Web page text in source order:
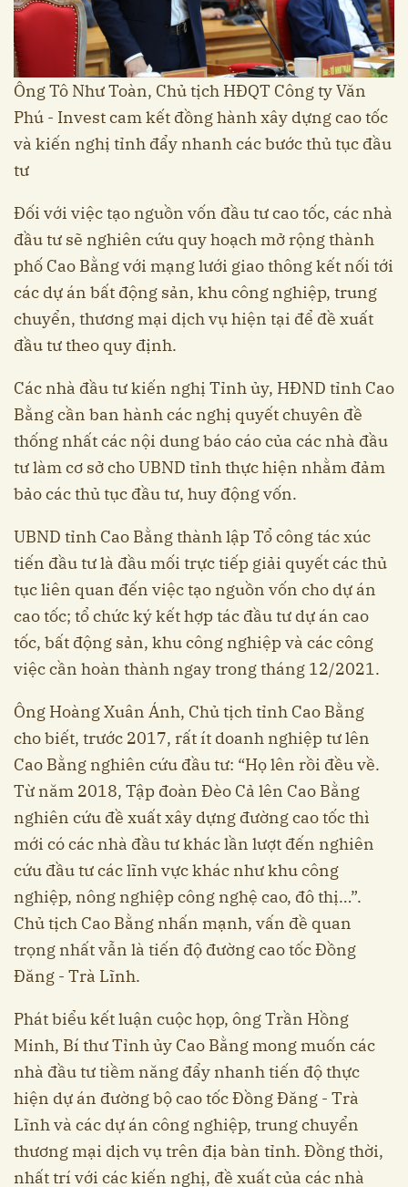
Ông Tô Như Toàn, Chủ tịch HĐQT Công ty Văn
Phú - Invest cam kết đồng hành xây dựng cao tốc
và kiến nghị tỉnh đẩy nhanh các bước thủ tục đầu
tư
Đối với việc tạo nguồn vốn đầu tư cao tốc, các nhà
đầu tư sẽ nghiên cứu quy hoạch mở rộng thành
phố Cao Bằng với mạng lưới giao thông kết nối tới
các dự án bất động sản, khu công nghiệp, trung
chuyển, thương mại dịch vụ hiện tại để đề xuất
đầu tư theo quy định.
Các nhà đầu tư kiến nghị Tỉnh ủy, HĐND tỉnh Cao
Bằng cần ban hành các nghị quyết chuyên đề
thống nhất các nội dung báo cáo của các nhà đầu
tư làm cơ sở cho UBND tỉnh thực hiện nhằm đảm
bảo các thủ tục đầu tư, huy động vốn.
UBND tỉnh Cao Bằng thành lập Tổ công tác xúc
tiến đầu tư là đầu mối trực tiếp giải quyết các thủ
tục liên quan đến việc tạo nguồn vốn cho dự án
cao tốc; tổ chức ký kết hợp tác đầu tư dự án cao
tốc, bất động sản, khu công nghiệp và các công
việc cần hoàn thành ngay trong tháng 12/2021.
Ông Hoàng Xuân Ánh, Chủ tịch tỉnh Cao Bằng
cho biết, trước 2017, rất ít doanh nghiệp tư lên
Cao Bằng nghiên cứu đầu tư: “Họ lên rồi đều về.
Từ năm 2018, Tập đoàn Đèo Cả lên Cao Bằng
nghiên cứu đề xuất xây dựng đường cao tốc thì
mới có các nhà đầu tư khác lần lượt đến nghiên
cứu đầu tư các lĩnh vực khác như khu công
nghiệp, nông nghiệp công nghệ cao, đô thị…”.
Chủ tịch Cao Bằng nhấn mạnh, vấn đề quan
trọng nhất vẫn là tiến độ đường cao tốc Đồng
Đăng - Trà Lĩnh.
Phát biểu kết luận cuộc họp, ông Trần Hồng
Minh, Bí thư Tỉnh ủy Cao Bằng mong muốn các
nhà đầu tư tiềm năng đẩy nhanh tiến độ thực
hiện dự án đường bộ cao tốc Đồng Đăng - Trà
Lĩnh và các dự án công nghiệp, trung chuyển
thương mại dịch vụ trên địa bàn tỉnh. Đồng thời,
nhất trí với các kiến nghị, đề xuất của các nhà